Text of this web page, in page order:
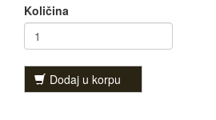
Količina
Dodaj u korpu